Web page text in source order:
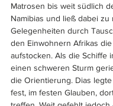
Matrosen bis weit südlich
Namibias und ließ dabei zu
Gelegenheiten durch
den Einwohnern Afrikas
aufstocken. Als die Schiffe
einen schweren Sturm
die Orientierung. Dias
fest, im festen Glauben,